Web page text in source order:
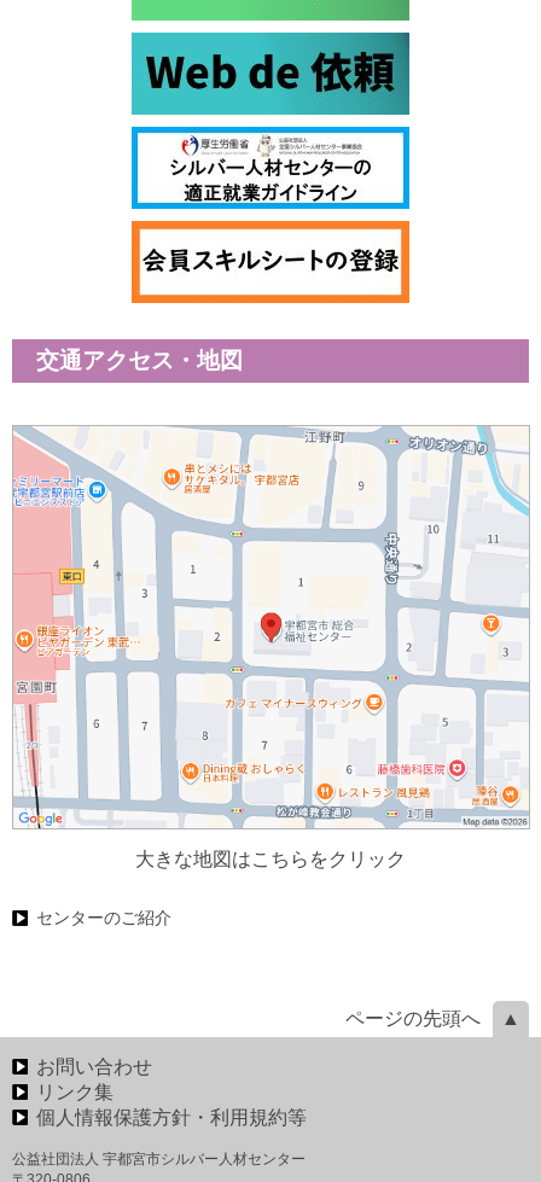
交通アクセス・地図
大きな地図はこちらをクリック
センターのご紹介
ページの先頭へ
お問い合わせ
リンク集
個人情報保護方針・利用規約等
公益社団法人 宇都宮市シルバー人材センター